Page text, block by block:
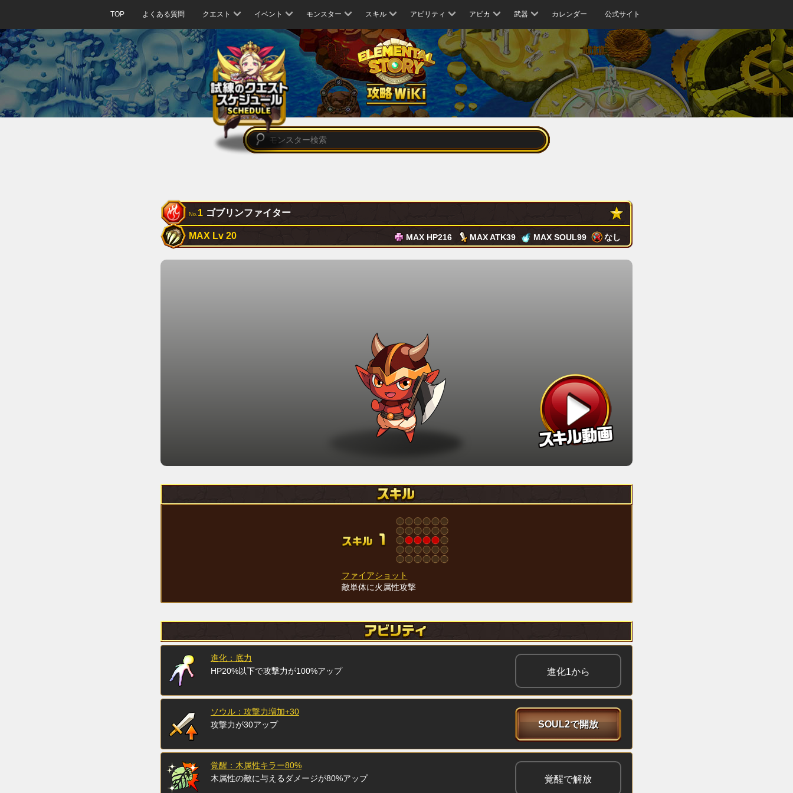
TOP よくある質問 クエスト イベント モンスター スキル アビリティ アビカ 武器 カレンダー 公式サイト
No. 1 ゴブリンファイター
MAX Lv 20 MAX HP216 MAX ATK39 MAX SOUL99 なし
ファイアショット
敵単体に火属性攻撃
進化：底力
HP20%以下で攻撃力が100%アップ
進化1から
ソウル：攻撃力増加+30
攻撃力が30アップ
SOUL2で開放
覚醒：木属性キラー80%
木属性の敵に与えるダメージが80%アップ
覚醒で解放